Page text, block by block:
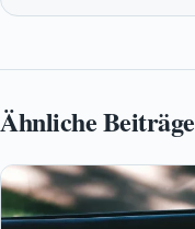
Ähnliche Beiträge